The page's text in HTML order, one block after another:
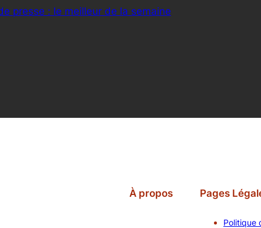
presse : le meilleur de la semaine
À propos Pages
Politique